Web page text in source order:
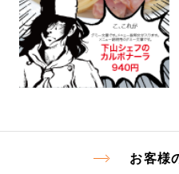
お客様